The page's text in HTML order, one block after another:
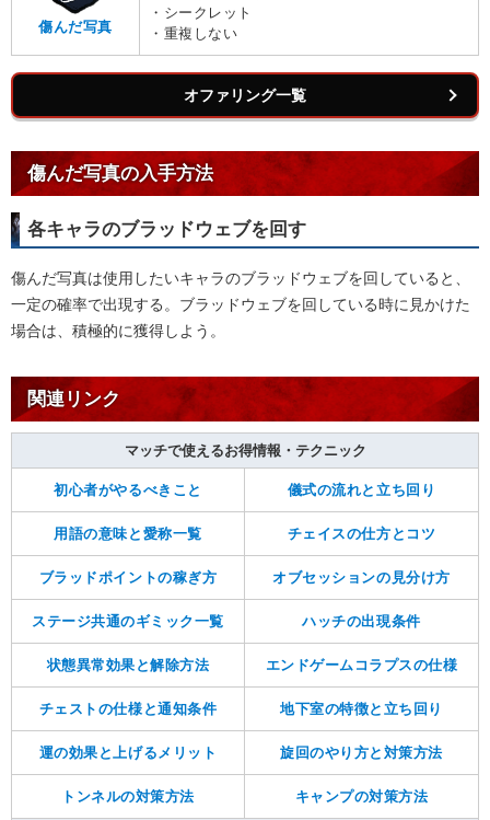
傷んだ写真
・シークレット
・重複しない
オファリング一覧
傷んだ写真の入手方法
各キャラのブラッドウェブを回す
傷んだ写真は使用したいキャラのブラッドウェブを回していると、
一定の確率で出現する。ブラッドウェブを回している時に見かけた
場合は、積極的に獲得しよう。
関連リンク
マッチで使えるお得情報・テクニック
初心者がやるべきこと 儀式の流れと立ち回り
用語の意味と愛称一覧 チェイスの仕方とコツ
ブラッドポイントの稼ぎ方 オブセッションの見分け方
ステージ共通のギミック一覧 ハッチの出現条件
状態異常効果と解除方法 エンドゲームコラプスの仕様
チェストの仕様と通知条件 地下室の特徴と立ち回り
運の効果と上げるメリット 旋回のやり方と対策方法
トンネルの対策方法 キャンプの対策方法